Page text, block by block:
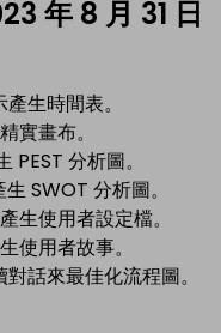
年 8 月 31 日
生時間表。
實畫布。
PEST 分析圖。
SWOT 分析圖。
生使用者設定檔。
使用者故事。
話來最佳化流程圖。